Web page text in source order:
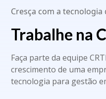
Cresça com a
Trabalhe na
Faça parte da equipe
crescimento de uma
tecnologia para gestão